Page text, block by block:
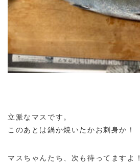
立派なマスです。
このあとは鍋か焼いたかお刺身か！
マスちゃんたち、次も待ってますよ！